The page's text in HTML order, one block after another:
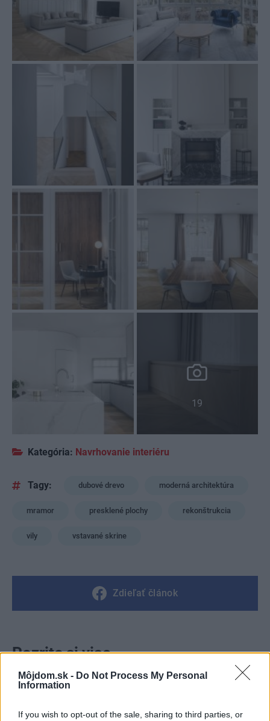
Môjdom.sk - Do Not Process My Personal
Information
If you wish to opt-out of the sale, sharing to third parties, or
19
Kategória: Navrhovanie interiéru
Tagy: dubové drevo moderná architektúra
mramor presklené plochy rekonštrukcia
vily vstavané skrine
Zdieľať článok
Pozrite si viac